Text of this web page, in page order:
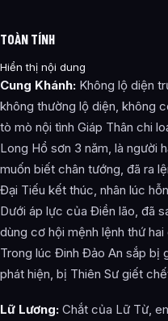
TOÀN TÍNH
Hiển thị nội dung
Cung Khánh: Không lộ diện
không thường lộ diện, không
tò mò nội tình Giáp Thân chi
Long Hổ sơn 3 năm, là người
muốn biết chân tướng, đã ra
Đại Tiếu kết thúc, nhân lúc
Dưới áp lực của Điền lão, đã
dùng cơ hội mệnh lệnh thứ
Trong lúc Đinh Đảo An sắp bị
phát hiện, bị Thiên Sư giết
Lữ Lương: Chắt của Lữ Từ,